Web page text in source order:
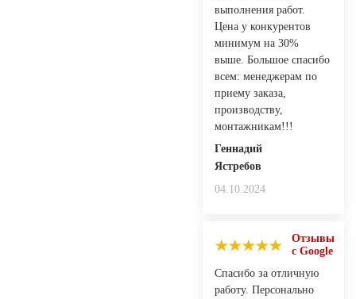
выполнения работ.
Цена у конкурентов
минимум на 30%
выше. Большое спасибо
всем: менеджерам по
приему заказа,
производству,
монтажникам!!!
Геннадий
Ястребов
04.10.2024
Отзывы
с Google
Спасибо за отличную
работу. Персонально